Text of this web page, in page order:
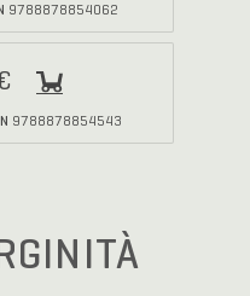
9788878854062
9788878854543